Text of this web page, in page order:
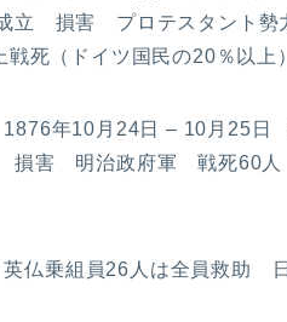
成立 損害 プロテスタント
（ドイツ国民の20％以上
年10月24日 – 10月25
損害 明治政府軍 戦死60
仏乗組員26人は全員救助